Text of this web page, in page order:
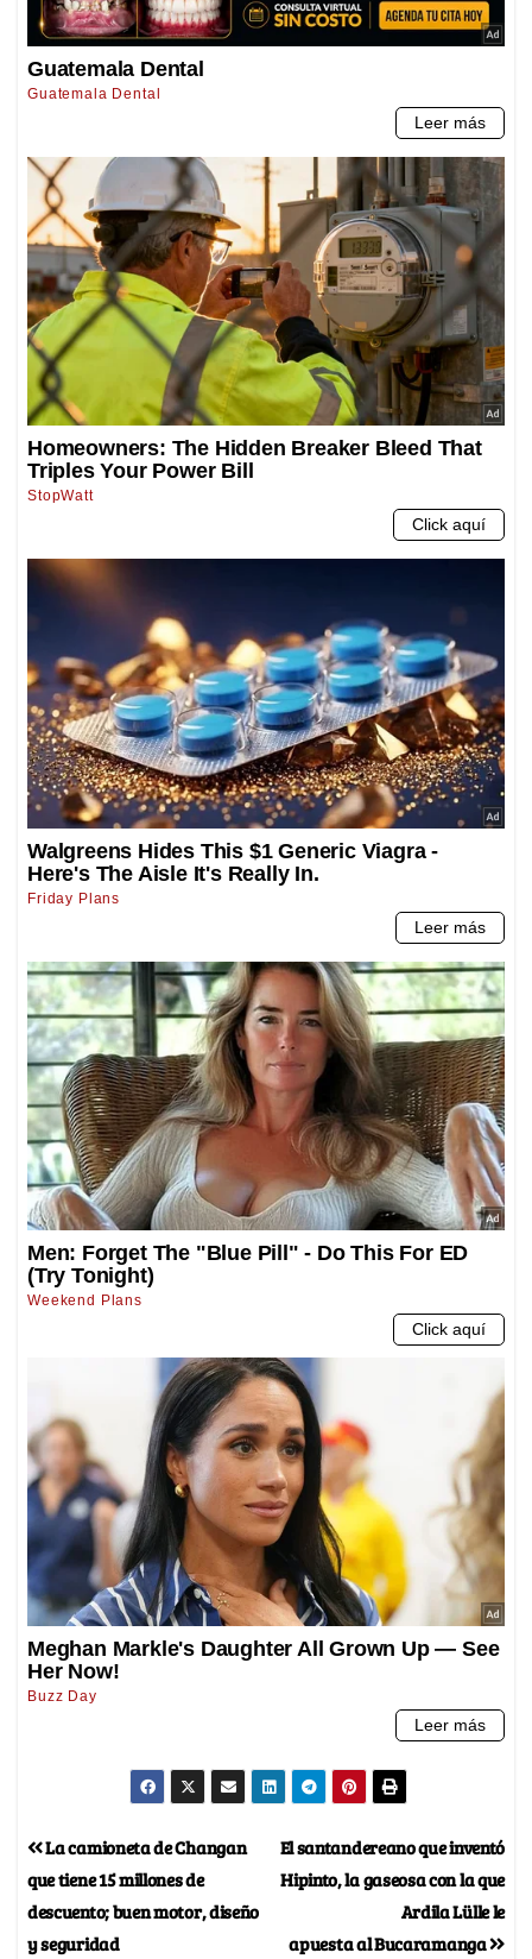
El santandereano que inventó
Hipinto, la gaseosa con la que
Ardila Lülle le
apuesta al Bucaramanga
La camioneta de Changan
que tiene 15 millones de
descuento; buen motor, diseño
y seguridad